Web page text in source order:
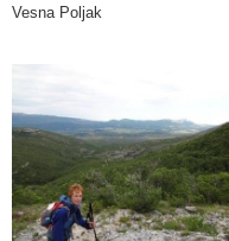
Vesna Poljak